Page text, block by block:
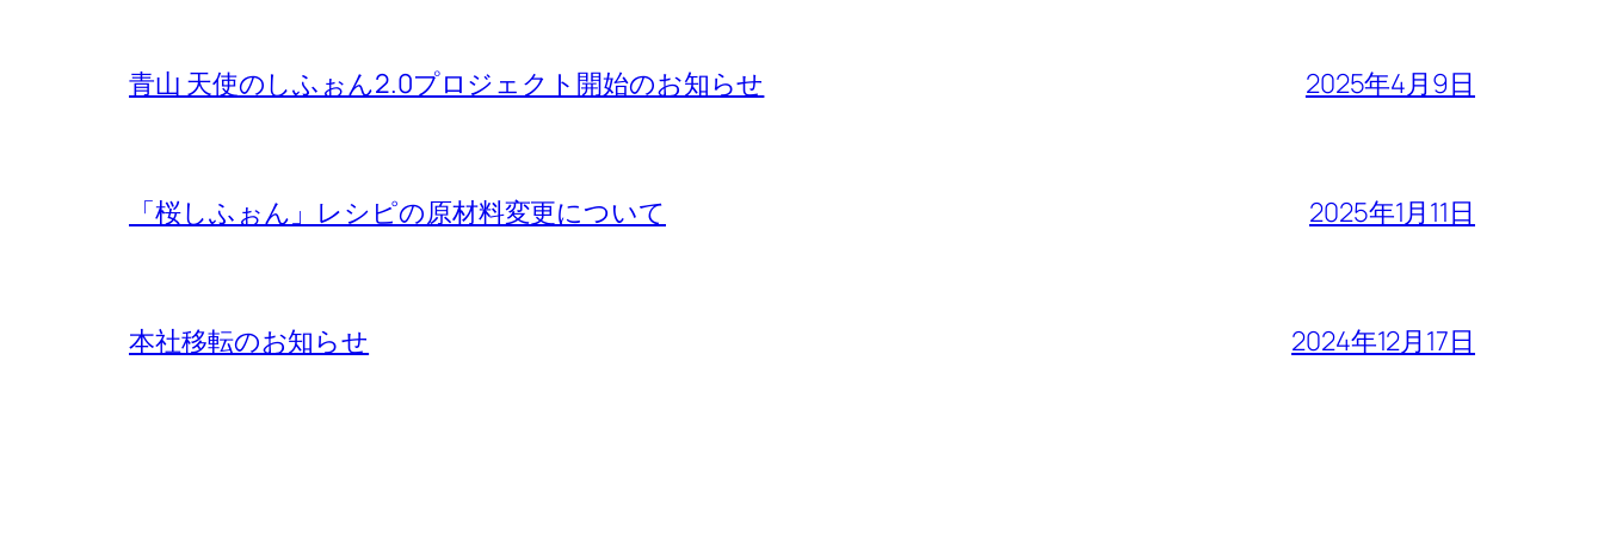
青山 天使のしふぉん2.0プロジェクト開始のお知らせ 2025年4月9日
「桜しふぉん」レシピの原材料変更について 2025年1月11日
本社移転のお知らせ 2024年12月17日